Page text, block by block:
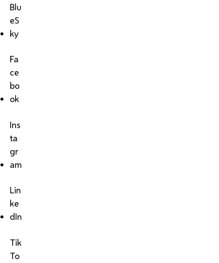
Blu
eS
ky
Fa
ce
bo
ok
Ins
ta
gr
am
Lin
ke
dIn
Tik
To